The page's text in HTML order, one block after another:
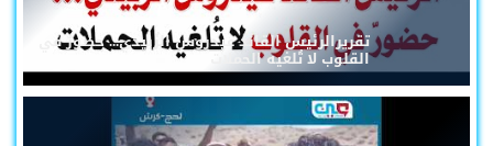
تقريرالرئيس القائد عيدروس الزُبيدي... حضورٌ في
القلوب لا تُلغيه الحملات